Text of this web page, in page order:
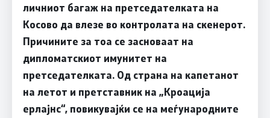
личниот багаж на претседателката на
Косово да влезе во контролата на скенерот.
Причините за тоа се засноваат на
дипломатскиот имунитет на
претседателката. Од страна на капетанот
на летот и претставник на „Кроација
ерлајнс“, повикувајќи се на меѓународните